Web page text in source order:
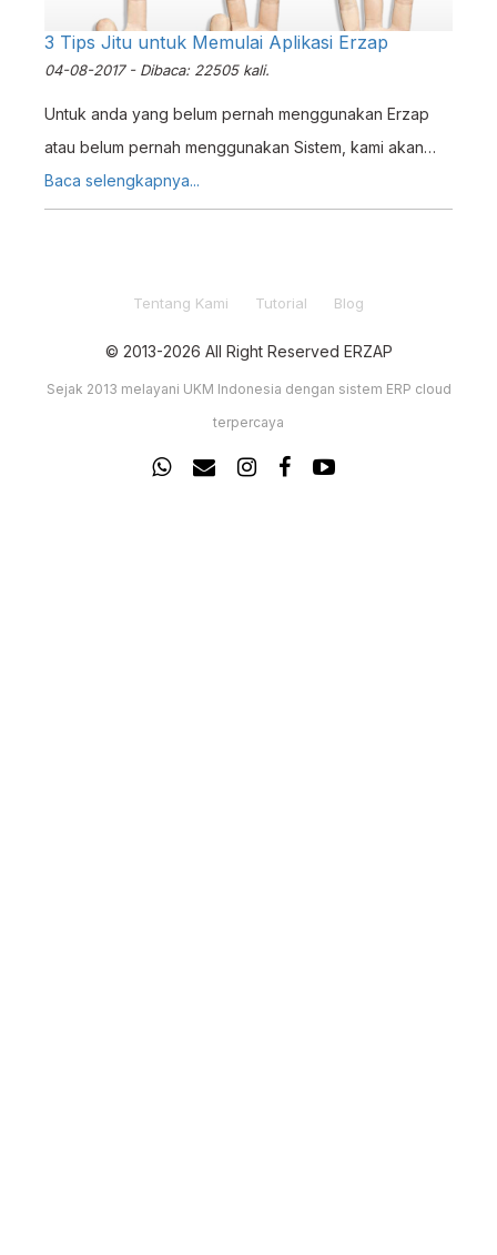
3 Tips Jitu untuk Memulai Aplikasi Erzap
04-08-2017 - Dibaca: 22505 kali.
Untuk anda yang belum pernah menggunakan Erzap
atau belum pernah menggunakan Sistem, kami akan
menjelaskan 3 Tips Jitu atau langkah awal yang dapat
anda lakukan untuk memperlihatkan bagaimana Erzap
Baca selengkapnya...
Tentang Kami Tutorial Blog
© 2013-2026 All Right Reserved ERZAP
Sejak 2013 melayani UKM Indonesia dengan sistem ERP cloud
terpercaya